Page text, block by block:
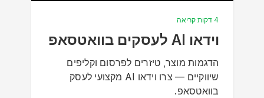
4 דקות קריאה
וידאו AI לעסקים בוואטסאפ
הדגמות מוצר, טיזרים לפרסום וקליפים
שיווקיים — צרו וידאו AI מקצועי לעסק
בוואטסאפ.